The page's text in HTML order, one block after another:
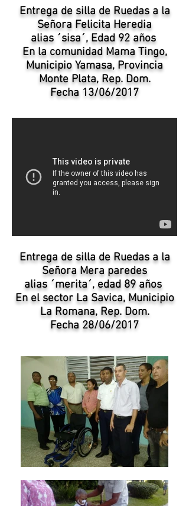
Entrega de silla de Ruedas a la
Señora Felicita Heredia
alias ´sisa´, Edad 92 años
En la comunidad Mama Tingo,
Municipio Yamasa, Provincia
Monte Plata, Rep. Dom.
Fecha 13/06/2017
Entrega de silla de Ruedas a la
Señora Mera paredes
alias ´merita´, edad 89 años
En el sector La Savica, Municipio
La Romana, Rep. Dom.
Fecha 28/06/2017